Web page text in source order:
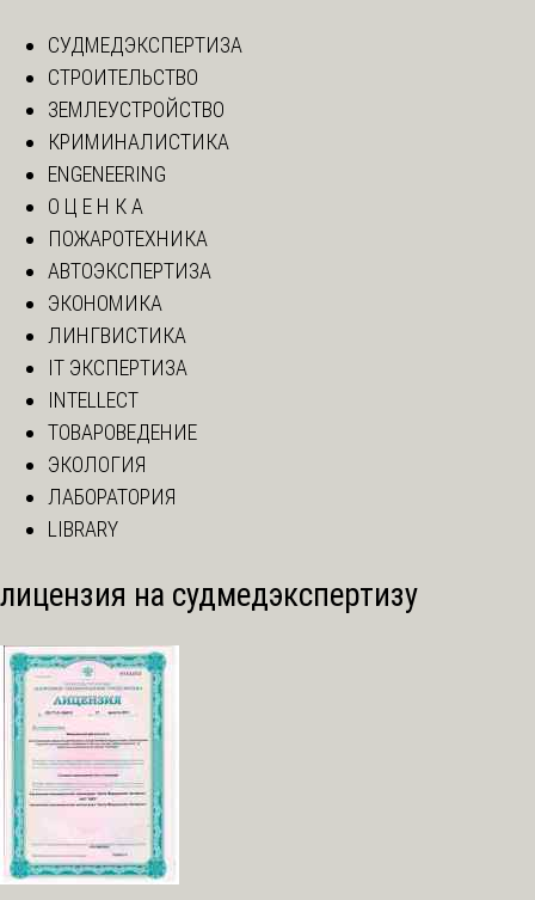
СУДМЕДЭКСПЕРТИЗА
СТРОИТЕЛЬСТВО
ЗЕМЛЕУСТРОЙСТВО
КРИМИНАЛИСТИКА
ENGENEERING
О Ц Е Н К А
ПОЖАРОТЕХНИКА
АВТОЭКСПЕРТИЗА
ЭКОНОМИКА
ЛИНГВИСТИКА
IT ЭКСПЕРТИЗА
INTELLECT
ТОВАРОВЕДЕНИЕ
ЭКОЛОГИЯ
ЛАБОРАТОРИЯ
LIBRARY
лицензия на судмедэкспертизу